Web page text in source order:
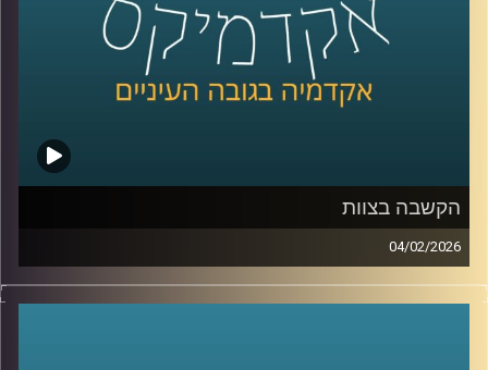
כדי לשקם את האמון שלנו?
הקשבה בצוות
04/02/2026
בעולם הניהול והחיים האישיים מדברים הרבה על תקשורת
טובה, אבל הרבה פחות על הקשבה אמיתית, כזו שמשנה